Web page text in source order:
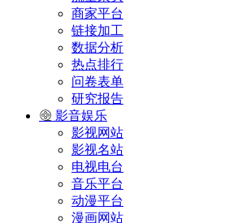
商家平台
链接加工
数据分析
热点排行
问卷表单
研究报告
影音娱乐
影视网站
影视名站
电视电台
音乐平台
动漫平台
漫画网站